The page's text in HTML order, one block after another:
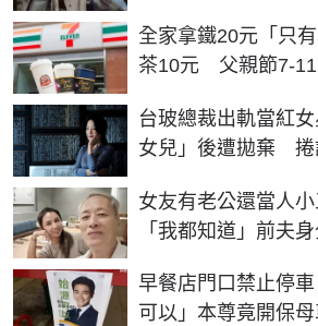
全家拿鐵20元「只
茶10元 父親節7-11
台玻總裁出軌當紅
女兒」後遭拋棄 捲
女友有老公還當人
「我都知道」前夫
早餐店門口禁止停
可以」本尊竟開保